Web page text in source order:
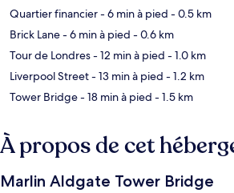
Quartier financier- 6 min à pied - 0.5 km
Brick Lane- 6 min à pied - 0.6 km
Tour de Londres- 12 min à pied - 1.0 km
Liverpool Street- 13 min à pied - 1.2 km
Tower Bridge- 18 min à pied - 1.5 km
À propos de cet
Marlin Aldgate Tower Bridge